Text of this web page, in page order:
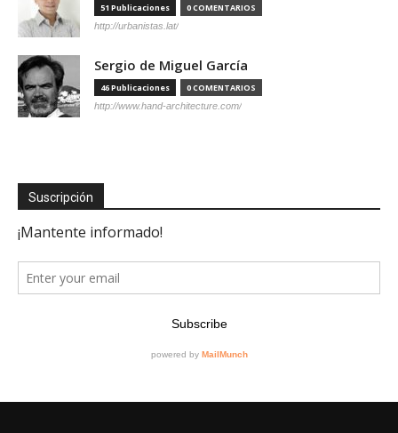
51 Publicaciones 0 COMENTARIOS
http://urbanistas.lat/
Sergio de Miguel García
46 Publicaciones 0 COMENTARIOS
http://www.hand-architecture.com/
Suscripción